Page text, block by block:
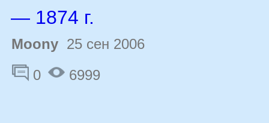
— 1874 г.
Moony 25 сен 2006
0
6999